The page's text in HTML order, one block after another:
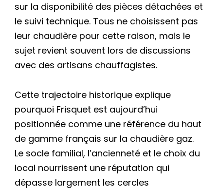
sur la disponibilité des pièces détachées et
le suivi technique. Tous ne choisissent pas
leur chaudière pour cette raison, mais le
sujet revient souvent lors de discussions
avec des artisans chauffagistes.
Cette trajectoire historique explique
pourquoi Frisquet est aujourd’hui
positionnée comme une référence du haut
de gamme français sur la chaudière gaz.
Le socle familial, l’ancienneté et le choix du
local nourrissent une réputation qui
dépasse largement les cercles